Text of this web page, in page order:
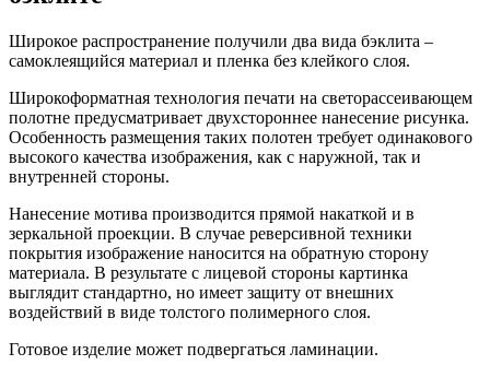
Широкое распространение получили два вида бэклита –
самоклеящийся материал и пленка без клейкого слоя.
Широкоформатная технология печати на светорассеивающем
полотне предусматривает двухстороннее нанесение рисунка.
Особенность размещения таких полотен требует одинакового
высокого качества изображения, как с наружной, так и
внутренней стороны.
Нанесение мотива производится прямой накаткой и в
зеркальной проекции. В случае реверсивной техники
покрытия изображение наносится на обратную сторону
материала. В результате с лицевой стороны картинка
выглядит стандартно, но имеет защиту от внешних
воздействий в виде толстого полимерного слоя.
Готовое изделие может подвергаться ламинации.